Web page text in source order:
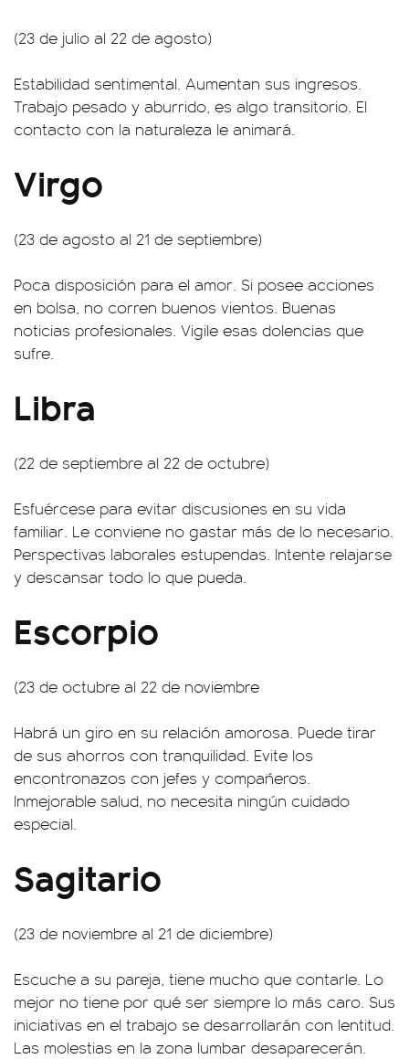
(23 de julio al 22 de agosto)
Estabilidad sentimental. Aumentan sus ingresos.
Trabajo pesado y aburrido, es algo transitorio. El
contacto con la naturaleza le animará.
Virgo
(23 de agosto al 21 de septiembre)
Poca disposición para el amor. Si posee acciones
en bolsa, no corren buenos vientos. Buenas
noticias profesionales. Vigile esas dolencias que
sufre.
Libra
(22 de septiembre al 22 de octubre)
Esfuércese para evitar discusiones en su vida
familiar. Le conviene no gastar más de lo necesario.
Perspectivas laborales estupendas. Intente relajarse
y descansar todo lo que pueda.
Escorpio
(23 de octubre al 22 de noviembre
Habrá un giro en su relación amorosa. Puede tirar
de sus ahorros con tranquilidad. Evite los
encontronazos con jefes y compañeros.
Inmejorable salud, no necesita ningún cuidado
especial.
Sagitario
(23 de noviembre al 21 de diciembre)
Escuche a su pareja, tiene mucho que contarle. Lo
mejor no tiene por qué ser siempre lo más caro. Sus
iniciativas en el trabajo se desarrollarán con lentitud.
Las molestias en la zona lumbar desaparecerán.